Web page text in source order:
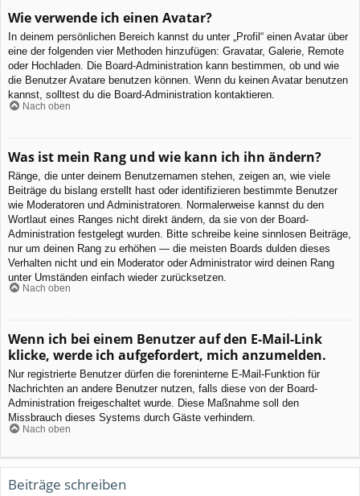
Wie verwende ich einen Avatar?
In deinem persönlichen Bereich kannst du unter „Profil“ einen Avatar über
eine der folgenden vier Methoden hinzufügen: Gravatar, Galerie, Remote
oder Hochladen. Die Board-Administration kann bestimmen, ob und wie
die Benutzer Avatare benutzen können. Wenn du keinen Avatar benutzen
kannst, solltest du die Board-Administration kontaktieren.
Nach oben
Was ist mein Rang und wie kann ich ihn ändern?
Ränge, die unter deinem Benutzernamen stehen, zeigen an, wie viele
Beiträge du bislang erstellt hast oder identifizieren bestimmte Benutzer
wie Moderatoren und Administratoren. Normalerweise kannst du den
Wortlaut eines Ranges nicht direkt ändern, da sie von der Board-
Administration festgelegt wurden. Bitte schreibe keine sinnlosen Beiträge,
nur um deinen Rang zu erhöhen — die meisten Boards dulden dieses
Verhalten nicht und ein Moderator oder Administrator wird deinen Rang
unter Umständen einfach wieder zurücksetzen.
Nach oben
Wenn ich bei einem Benutzer auf den E-Mail-Link
klicke, werde ich aufgefordert, mich anzumelden.
Nur registrierte Benutzer dürfen die foreninterne E-Mail-Funktion für
Nachrichten an andere Benutzer nutzen, falls diese von der Board-
Administration freigeschaltet wurde. Diese Maßnahme soll den
Missbrauch dieses Systems durch Gäste verhindern.
Nach oben
Beiträge schreiben